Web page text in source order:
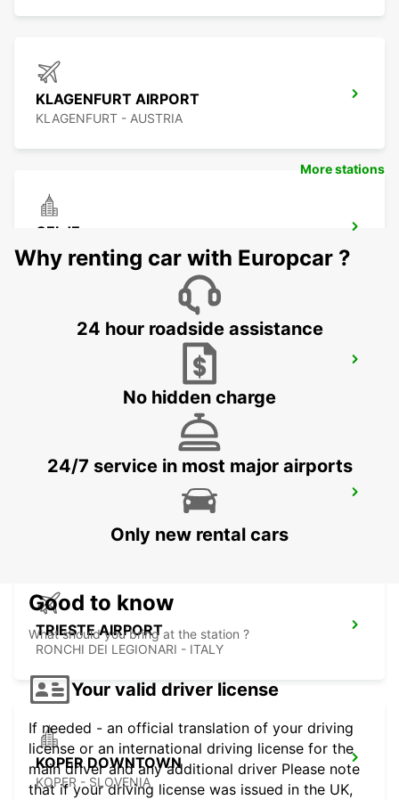
KLAGENFURT AIRPORT
KLAGENFURT - AUSTRIA
CELJE
CELJE - SLOVENIA
NOVA GORICA DOWNTOWN
NOVA GORICA - SLOVENIA
NOVO MESTO - SLOVENIA
TRIESTE AIRPORT
RONCHI DEI LEGIONARI - ITALY
KOPER DOWNTOWN
KOPER - SLOVENIA
More stations
Why renting car with Europcar ?
24 hour roadside assistance
No hidden charge
24/7 service in most major airports
Only new rental cars
Good to know
What should you bring at the station ?
Your valid driver license
If needed - an official translation of your driving
license or an international driving license for the
main driver and any additional driver Please note
that if your driving license was issued in the UK,